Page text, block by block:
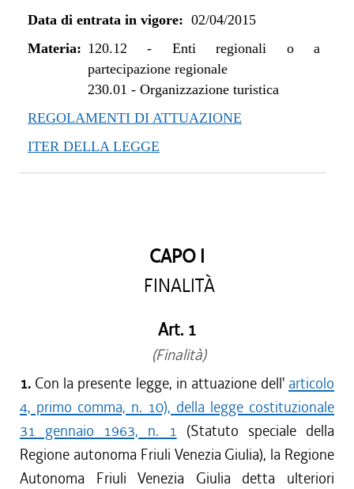
Data di entrata in vigore: 02/04/2015
Materia: 120.12 - Enti regionali o a
partecipazione regionale
230.01 - Organizzazione turistica
REGOLAMENTI DI ATTUAZIONE
ITER DELLA LEGGE
CAPO I
FINALITÀ
Art. 1
(Finalità)
1. Con la presente legge, in attuazione dell' articolo
4, primo comma, n. 10), della legge costituzionale
31 gennaio 1963, n. 1 (Statuto speciale della
Regione autonoma Friuli Venezia Giulia), la Regione
Autonoma Friuli Venezia Giulia detta ulteriori